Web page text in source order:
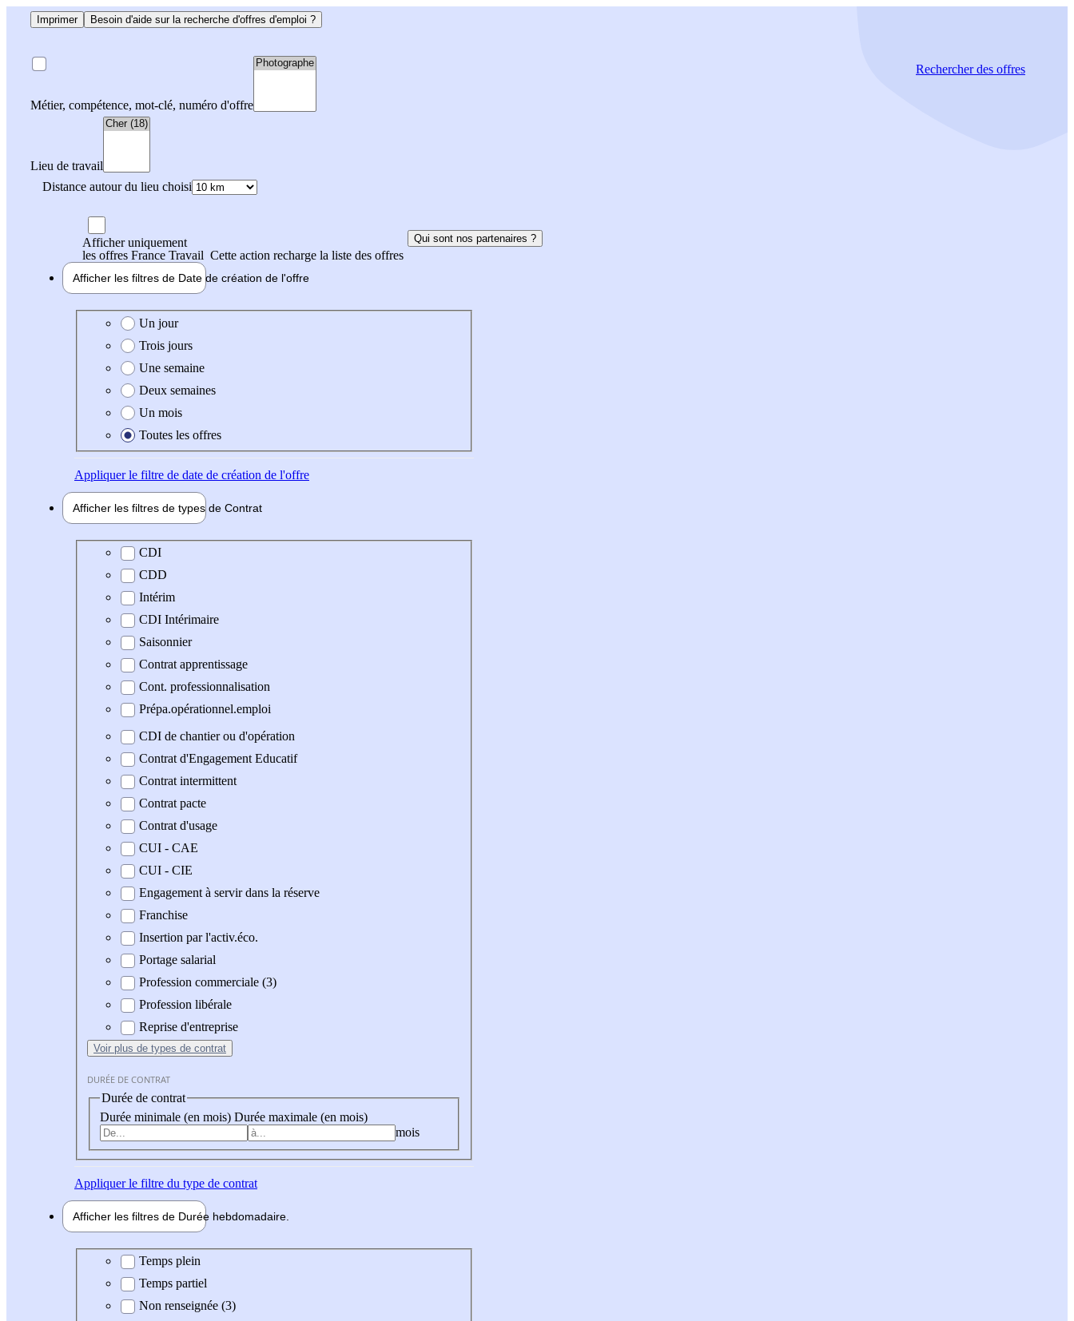
Imprimer Besoin d'aide sur la recherche d'offres d'emploi ?
Métier, compétence, mot-clé, numéro d'offre
Lieu de travail
Distance autour du lieu choisi
Rechercherdes offres
Afficher uniquement
les offres France Travail Cette action recharge la liste des offres
Qui sont nos partenaires ?
Afficher les filtres de Date de création de l'offre
Date de création de l'offre
Un jour
Trois jours
Une semaine
Deux semaines
Un mois
Toutes les offres
Appliquerle filtre de date de création de l'offre
Afficher les filtres de types de Contrat
Type de contrat
CDI
CDD
Intérim
CDI Intérimaire
Saisonnier
Contrat apprentissage
Cont. professionnalisation
Prépa.opérationnel.emploi
CDI de chantier ou d'opération
Contrat d'Engagement Educatif
Contrat intermittent
Contrat pacte
Contrat d'usage
CUI - CAE
CUI - CIE
Engagement à servir dans la réserve
Franchise
Insertion par l'activ.éco.
Portage salarial
Profession commerciale (3)
Profession libérale
Reprise d'entreprise
Voir plus de types de contrat
DURÉE DE CONTRAT
Durée de contrat
Durée minimale (en mois) Durée maximale (en mois)
mois
Appliquerle filtre du type de contrat
Afficher les filtres de Durée hebdomadaire
Durée hebdomadaire
Temps plein
Temps partiel
Non renseignée (3)